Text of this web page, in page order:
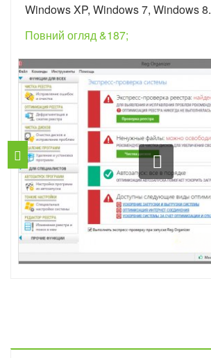
Windows XP, Windows 7, Windows 8.
Повний огляд &187;